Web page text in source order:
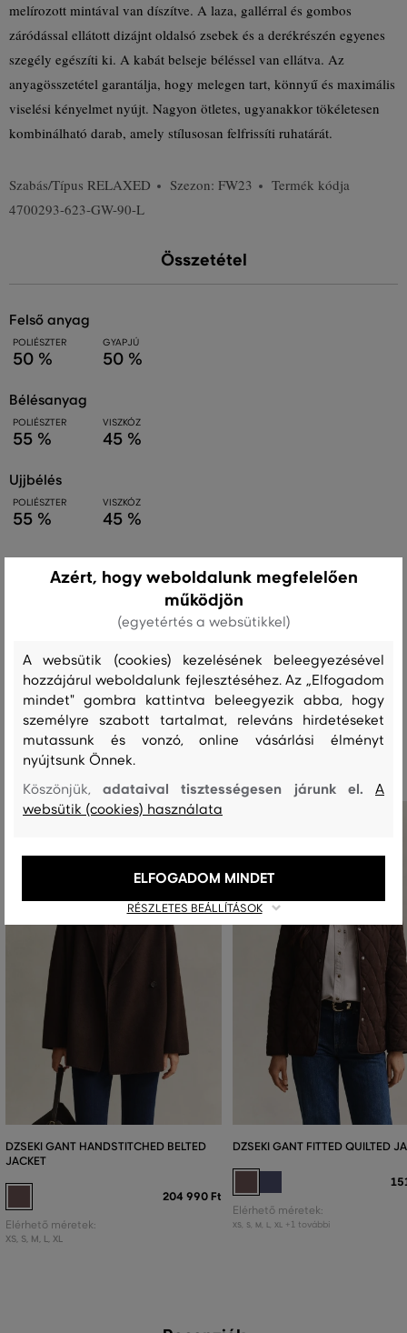
melírozott mintával van díszítve. A laza, gallérral és gombos
záródással ellátott dizájnt oldalsó zsebek és a derékrészén egyenes
szegély egészíti ki. A kabát belseje béléssel van ellátva. Az
anyagösszetétel garantálja, hogy melegen tart, könnyű és maximális
viselési kényelmet nyújt. Nagyon ötletes, ugyanakkor tökéletesen
kombinálható darab, amely stílusosan felfrissíti ruhatárát.
Szabás/Típus RELAXED Szezon: FW23
Termék kódja
4700293-623-GW-90-L
Összetétel
felső anyag
POLIÉSZTER
50 %
GYAPJÚ
50 %
bélésanyag
POLIÉSZTER
55 %
VISZKÓZ
45 %
ujjbélés
POLIÉSZTER
55 %
VISZKÓZ
45 %
Kezelési útmutató
Ajánlott termékek
DZSEKI GANT HANDSTITCHED BELTED
JACKET
204 990 Ft
Elérhető méretek:
XS, S, M, L, XL
DZSEKI GANT FITTED QUILTED
Elérhető méretek:
XS S M L XL +1 további
Azért, hogy weboldalunk megfelelően
működjön
(egyetértés a websütikkel)
A websütik (cookies) kezelésének beleegyezésével
hozzájárul weboldalunk fejlesztéséhez. Az „Elfogadom
mindet" gombra kattintva beleegyezik abba, hogy
személyre szabott tartalmat, releváns hirdetéseket
mutassunk és vonzó, online vásárlási élményt
nyújtsunk Önnek.
Köszönjük,adataival tisztességesen járunk el.A
websütik (cookies) használata
RÉSZLETES BEÁLLÍTÁSOK
ELFOGADOM MINDET